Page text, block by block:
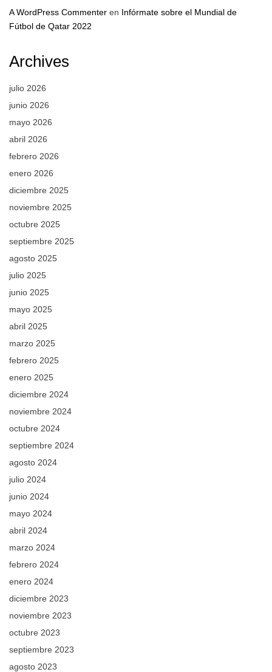
A WordPress Commenter en Infórmate sobre el Mundial de
Fútbol de Qatar 2022
Archives
julio 2026
junio 2026
mayo 2026
abril 2026
febrero 2026
enero 2026
diciembre 2025
noviembre 2025
octubre 2025
septiembre 2025
agosto 2025
julio 2025
junio 2025
mayo 2025
abril 2025
marzo 2025
febrero 2025
enero 2025
diciembre 2024
noviembre 2024
octubre 2024
septiembre 2024
agosto 2024
julio 2024
junio 2024
mayo 2024
abril 2024
marzo 2024
febrero 2024
enero 2024
diciembre 2023
noviembre 2023
octubre 2023
septiembre 2023
agosto 2023